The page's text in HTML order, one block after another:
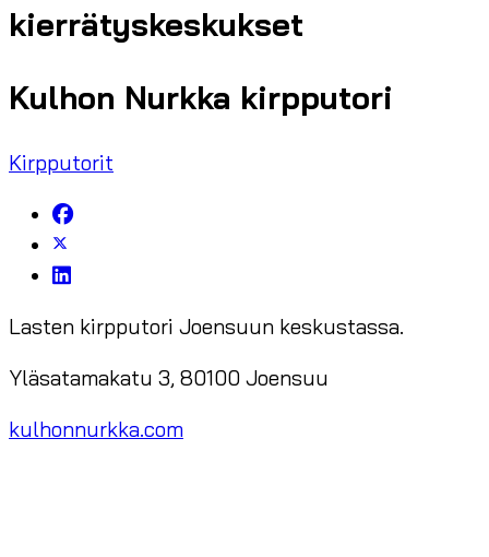
kierrätyskeskukset
Kulhon Nurkka kirpputori
Kirpputorit
Lasten kirpputori Joensuun keskustassa.
Yläsatamakatu 3, 80100 Joensuu
kulhonnurkka.com